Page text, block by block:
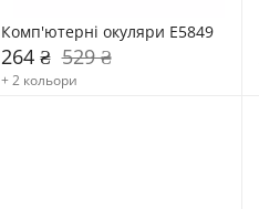
Комп'ютерні окуляри E5849
264 ₴ 529 ₴
+ 2 кольори